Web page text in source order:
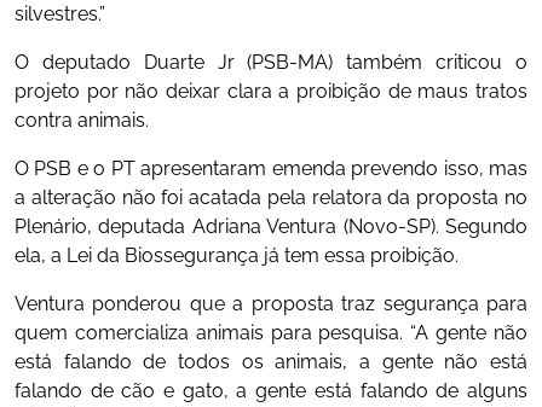
silvestres.”
O deputado Duarte Jr (PSB-MA) também criticou o
projeto por não deixar clara a proibição de maus tratos
contra animais.
O PSB e o PT apresentaram emenda prevendo isso, mas
a alteração não foi acatada pela relatora da proposta no
Plenário, deputada Adriana Ventura (Novo-SP). Segundo
ela, a Lei da Biossegurança já tem essa proibição.
Ventura ponderou que a proposta traz segurança para
quem comercializa animais para pesquisa. “A gente não
está falando de todos os animais, a gente não está
falando de cão e gato, a gente está falando de alguns